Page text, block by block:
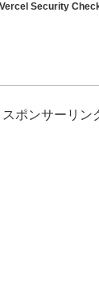
Vercel Security
スポンサーリン